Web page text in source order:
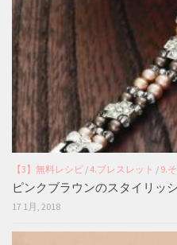
【3】無料レシピ /4.ブレスレット / 9.
ピンクブラウンのスタイリッ
17 1月, 2018